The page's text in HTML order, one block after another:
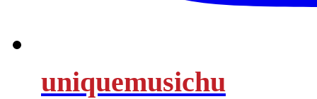
uniquemusichu